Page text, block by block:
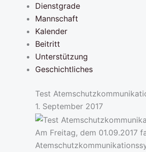
Dienstgrade
Mannschaft
Kalender
Beitritt
Unterstützung
Geschichtliches
Test
1. September 2017
Am Freitag, dem 01.09.2017